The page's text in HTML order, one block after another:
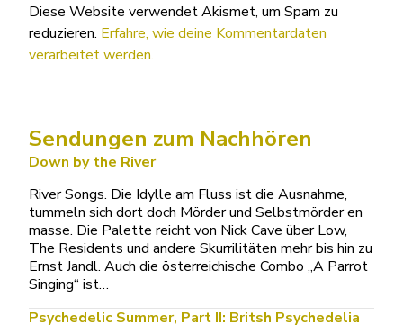
Diese Website verwendet Akismet, um Spam zu
reduzieren. Erfahre, wie deine Kommentardaten
verarbeitet werden.
Sendungen zum Nachhören
Down by the River
River Songs. Die Idylle am Fluss ist die Ausnahme,
tummeln sich dort doch Mörder und Selbstmörder en
masse. Die Palette reicht von Nick Cave über Low,
The Residents und andere Skurrilitäten mehr bis hin zu
Ernst Jandl. Auch die österreichische Combo „A Parrot
Singing“ ist…
Psychedelic Summer, Part II: Britsh Psychedelia